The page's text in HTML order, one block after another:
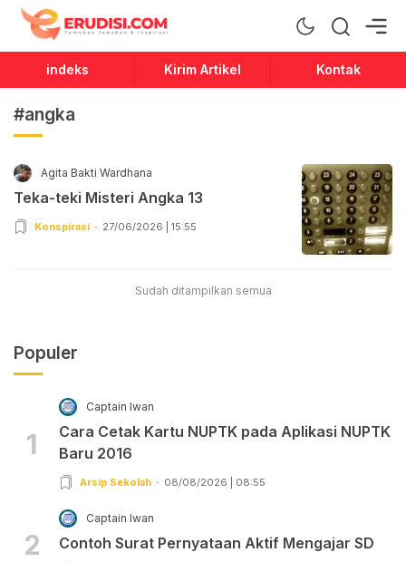
Erudisi
Temukan Jawaban dan Inspirasi
indeks Kirim Artikel Kontak
#angka
Agita Bakti Wardhana
Teka-teki Misteri Angka 13
Konspirasi 27/06/2026 | 15:55
Sudah ditampilkan semua
Populer
1
Captain Iwan
Cara Cetak Kartu NUPTK pada Aplikasi NUPTK
Baru 2016
Arsip Sekolah 08/08/2026 | 08:55
2
Captain Iwan
Contoh Surat Pernyataan Aktif Mengajar SD